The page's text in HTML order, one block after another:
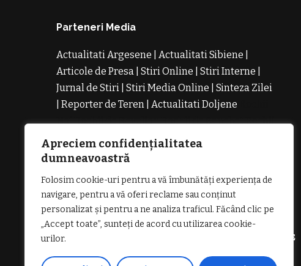
Apreciem confidențialitatea
dumneavoastră
Folosim cookie-uri pentru a vă îmbunătăți experiența de
navigare, pentru a vă oferi reclame sau conținut
personalizat și pentru a ne analiza traficul. Făcând clic pe
„Accept toate”, sunteți de acord cu utilizarea cookie-
urilor.
Parteneri Media
Actualitati Argesene Actualitati Sibiene
Articole de Presa
Stiri Online Stiri Interne
Jurnal de Stiri
Stiri Media Online
Sinteza Zilei
Reporter de Teren Actualitati Doljene
NoiRochii de RevelionRochii de BanchetRochii
de Cununie
Magazin de Rochii
Comanda Rochii de Seara
GDPR: POLITICA DE CONFIDENȚIALITATE